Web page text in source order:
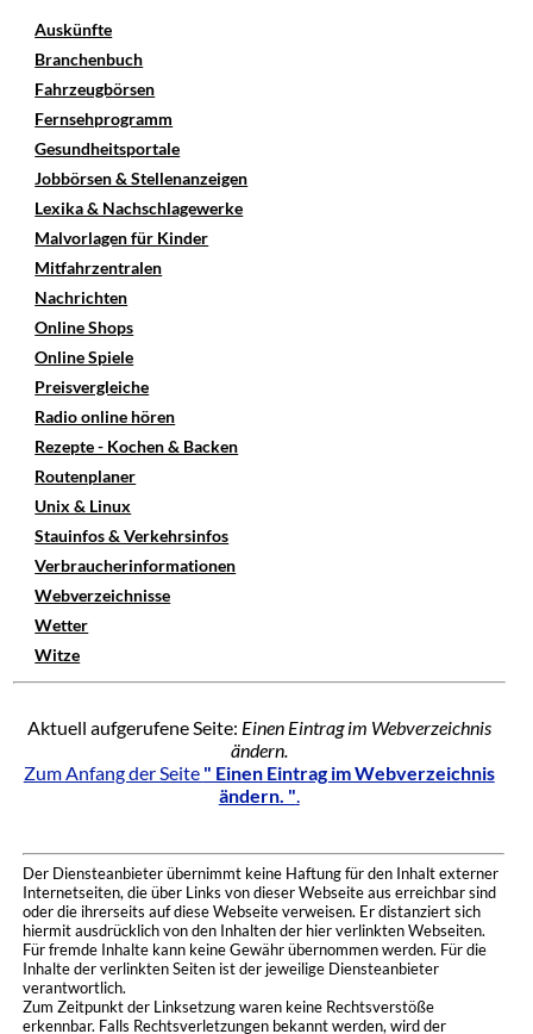
Auskünfte
Branchenbuch
Fahrzeugbörsen
Fernsehprogramm
Gesundheitsportale
Jobbörsen & Stellenanzeigen
Lexika & Nachschlagewerke
Malvorlagen für Kinder
Mitfahrzentralen
Nachrichten
Online Shops
Online Spiele
Preisvergleiche
Radio online hören
Rezepte - Kochen & Backen
Routenplaner
Unix & Linux
Stauinfos & Verkehrsinfos
Verbraucherinformationen
Webverzeichnisse
Wetter
Witze
Aktuell aufgerufene Seite: Einen Eintrag im Webverzeichnis
ändern.
Zum Anfang der Seite " Einen Eintrag im Webverzeichnis
ändern. ".
Der Diensteanbieter übernimmt keine Haftung für den Inhalt externer
Internetseiten, die über Links von dieser Webseite aus erreichbar sind
oder die ihrerseits auf diese Webseite verweisen. Er distanziert sich
hiermit ausdrücklich von den Inhalten der hier verlinkten Webseiten.
Für fremde Inhalte kann keine Gewähr übernommen werden. Für die
Inhalte der verlinkten Seiten ist der jeweilige Diensteanbieter
verantwortlich.
Zum Zeitpunkt der Linksetzung waren keine Rechtsverstöße
erkennbar. Falls Rechtsverletzungen bekannt werden, wird der